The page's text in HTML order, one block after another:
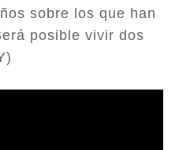
sobre los que han
posible vivir dos